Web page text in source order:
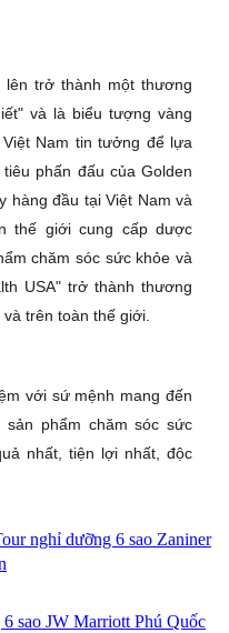
lên trở thành một thương
và là biểu tượng vàng
Nam tin tưởng để lựa
phấn đấu của Golden
hàng đầu tại Việt Nam và
thế giới cung cấp dược
chăm sóc sức khỏe và
USA" trở thành thương
trên toàn thế giới.
với sứ mệnh mang đến
sản phẩm chăm sóc sức
nhất, tiện lợi nhất, độc
nghỉ dưỡng 6 sao Zaniner
sao JW Marriott Phú Quốc